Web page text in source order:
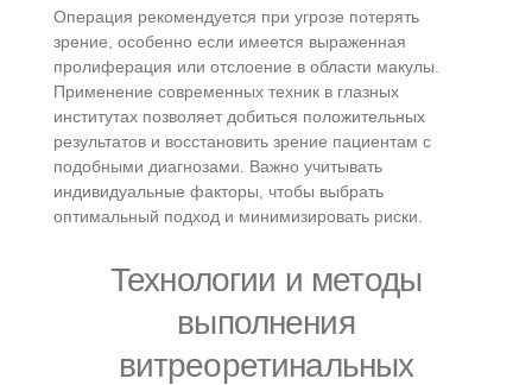
Операция рекомендуется при угрозе потерять
зрение, особенно если имеется выраженная
пролиферация или отслоение в области макулы.
Применение современных техник в глазных
институтах позволяет добиться положительных
результатов и восстановить зрение пациентам с
подобными диагнозами. Важно учитывать
индивидуальные факторы, чтобы выбрать
оптимальный подход и минимизировать риски.
Технологии и методы
выполнения
витреоретинальных